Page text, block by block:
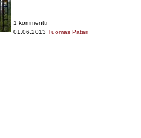
1 kommentti
01.06.2013 Tuomas Pätäri